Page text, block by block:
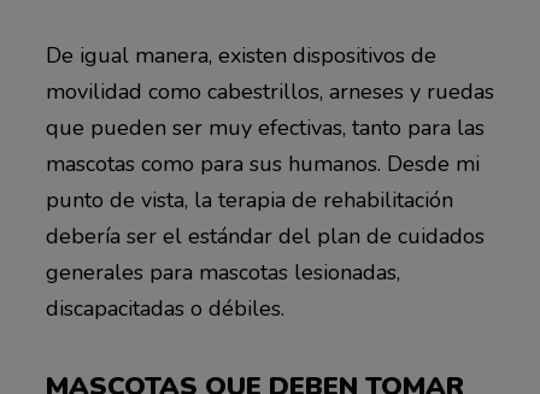
De igual manera, existen dispositivos de
movilidad como cabestrillos, arneses y ruedas
que pueden ser muy efectivas, tanto para las
mascotas como para sus humanos. Desde mi
punto de vista, la terapia de rehabilitación
debería ser el estándar del plan de cuidados
generales para mascotas lesionadas,
discapacitadas o débiles.
MASCOTAS QUE DEBEN TOMAR